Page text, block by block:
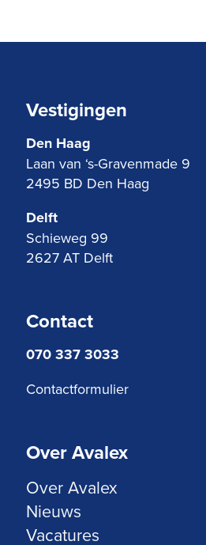
Vestigingen
Den Haag
Laan van ‘s-Gravenmade 9
2495 BD Den Haag
Delft
Schieweg 99
2627 AT Delft
Contact
070 337 3033
Contactformulier
Over Avalex
Over Avalex
Nieuws
Vacatures